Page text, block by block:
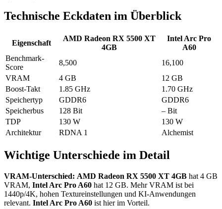
Technische Eckdaten im Überblick
Eigenschaft
AMD Radeon RX 5500 XT
4GB
Intel Arc Pro
A60
Benchmark-
Score
8,500
16,100
VRAM
4 GB
12 GB
Boost-Takt
1.85 GHz
1.70 GHz
Speichertyp
GDDR6
GDDR6
Speicherbus
128 Bit
– Bit
TDP
130 W
130 W
Architektur
RDNA 1 Alchemist
Wichtige Unterschiede im Detail
VRAM-Unterschied: AMD Radeon RX 5500 XT 4GB hat 4 GB
VRAM, Intel Arc Pro A60 hat 12 GB. Mehr VRAM ist bei
1440p/4K, hohen Textureinstellungen und KI-Anwendungen
relevant. Intel Arc Pro A60 ist hier im Vorteil.